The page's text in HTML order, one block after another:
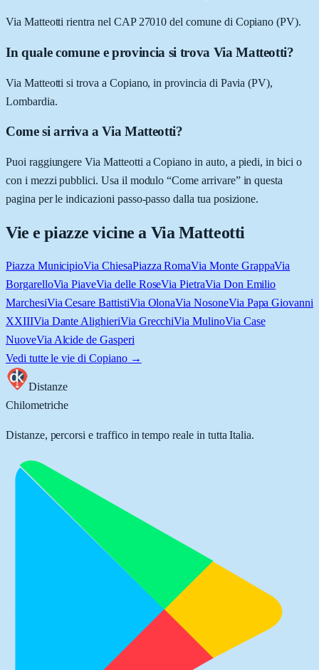
Via Matteotti rientra nel CAP 27010 del comune di Copiano (PV).
In quale comune e provincia si trova Via Matteotti?
Via Matteotti si trova a Copiano, in provincia di Pavia (PV),
Lombardia.
Come si arriva a Via Matteotti?
Puoi raggiungere Via Matteotti a Copiano in auto, a piedi, in bici o
con i mezzi pubblici. Usa il modulo “Come arrivare” in questa
pagina per le indicazioni passo-passo dalla tua posizione.
Vie e piazze vicine a Via Matteotti
Piazza MunicipioVia ChiesaPiazza RomaVia Monte GrappaVia
BorgarelloVia PiaveVia delle RoseVia PietraVia Don Emilio
MarchesiVia Cesare BattistiVia OlonaVia NosoneVia Papa Giovanni
XXIIIVia Dante AlighieriVia GrecchiVia MulinoVia Case
NuoveVia Alcide de Gasperi
Vedi tutte le vie di Copiano→
Distanze
Chilometriche
Distanze, percorsi e traffico in tempo reale in tutta Italia.